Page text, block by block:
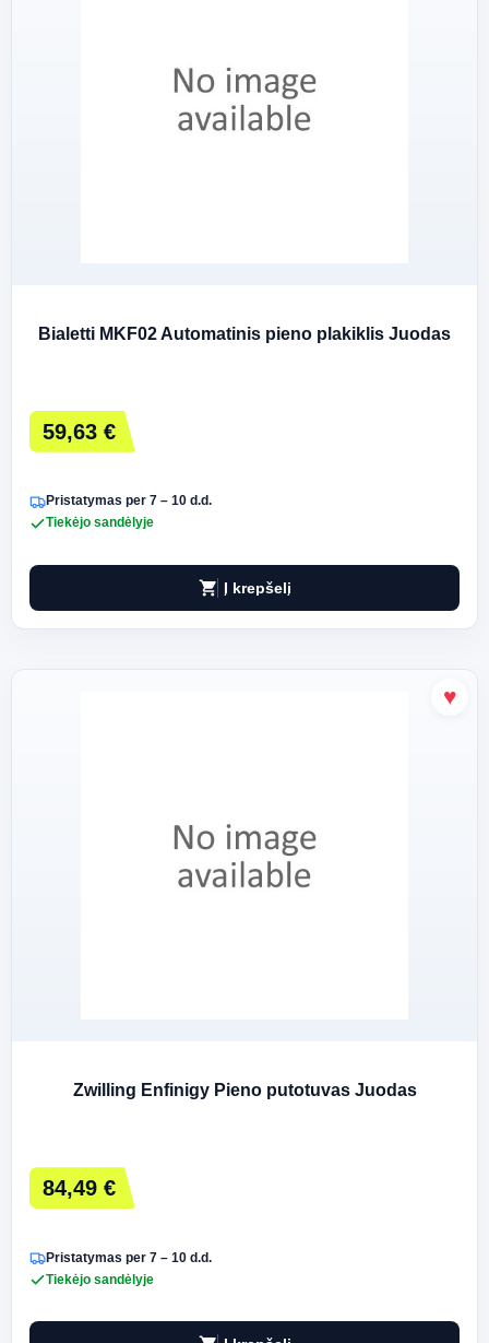
Bialetti MKF02 Automatinis pieno plakiklis Juodas
59,63 €
Pristatymas per 7 – 10 d.d.
Tiekėjo sandėlyje
shopping_cart Į krepšelį
Zwilling Enfinigy Pieno putotuvas Juodas
84,49 €
Pristatymas per 7 – 10 d.d.
Tiekėjo sandėlyje